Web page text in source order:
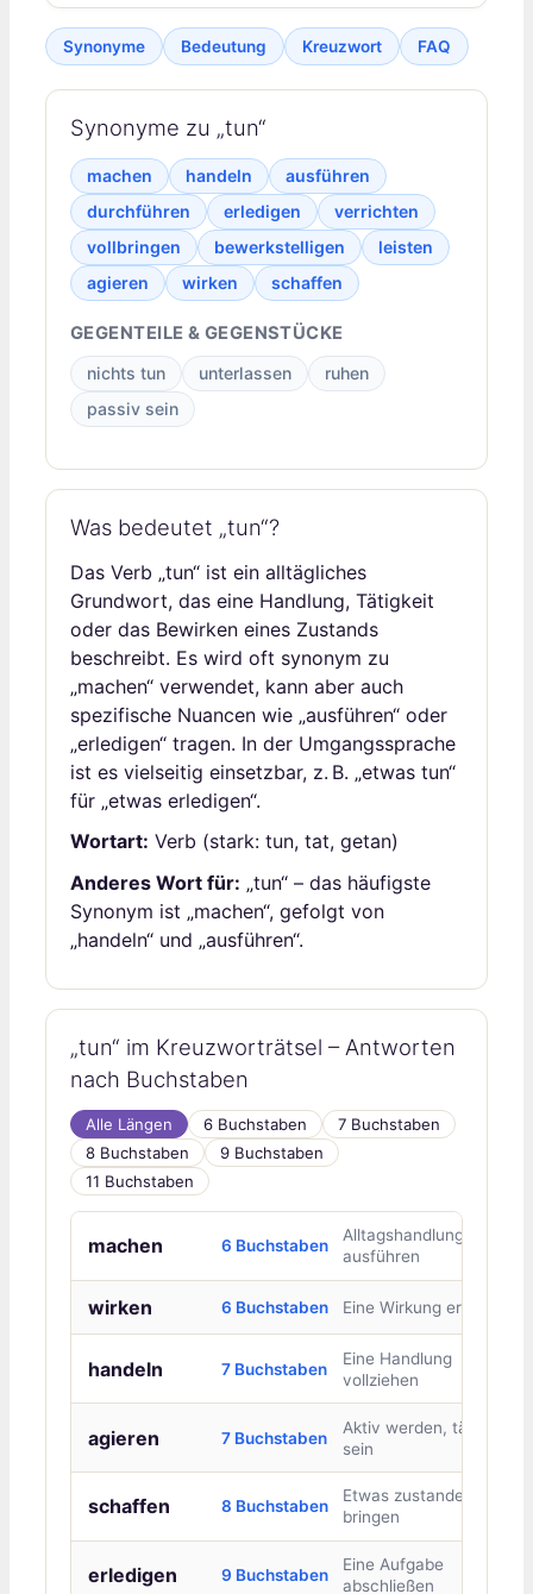
Synonyme Bedeutung Kreuzwort FAQ
Synonyme zu „tun“
machen handeln
ausführen
durchführen
erledigen
verrichten
vollbringen
bewerkstelligen
leisten
agieren
wirken schaffen
GEGENTEILE & GEGENSTÜCKE
nichts tun unterlassen
ruhen
passiv sein
Was bedeutet „tun“?
Das Verb „tun“ ist ein alltägliches
Grundwort, das eine Handlung, Tätigkeit
oder das Bewirken eines Zustands
beschreibt. Es wird oft synonym zu
„machen“ verwendet, kann aber auch
spezifische Nuancen wie „ausführen“ oder
„erledigen“ tragen. In der Umgangssprache
ist es vielseitig einsetzbar, z. B. „etwas tun“
für „etwas erledigen“.
Wortart: Verb (stark: tun, tat, getan)
Anderes Wort für: „tun“ – das häufigste
Synonym ist „machen“, gefolgt von
„handeln“ und „ausführen“.
„tun“ im Kreuzworträtsel – Antworten
nach Buchstaben
Alle Längen 6 Buchstaben
7 Buchstaben
8 Buchstaben
9 Buchstaben
11 Buchstaben
machen 6 Buchstaben
Alltagshandlung
ausführen
wirken 6 Buchstaben Eine Wirkung erzielen
handeln 7 Buchstaben
Eine Handlung
vollziehen
agieren 7 Buchstaben
Aktiv werden, tätig
sein
schaffen 8 Buchstaben
Etwas zustande
bringen
erledigen 9 Buchstaben
Eine Aufgabe
abschließen